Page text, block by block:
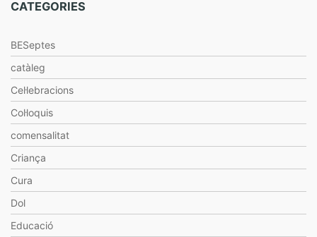
CATEGORIES
BESeptes
catàleg
Cel·lebracions
Col·loquis
comensalitat
Criança
Cura
Dol
Educació